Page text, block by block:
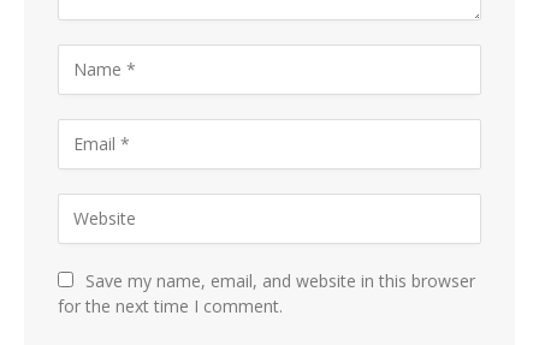
Save my name, email, and website in this browser
for the next time I comment.